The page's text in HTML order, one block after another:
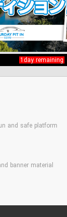
1day remaining
and safe platform
banner material